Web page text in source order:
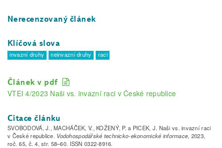
Nerecenzovaný článek
Klíčová slova
invazní druhy neinvazní druhy raci
Článek v pdf
VTEI 4/2023 Naši vs. invazní raci v České republice
Citace článku
SVOBODOVÁ, J., MACHÁČEK, V., KOŽENÝ, P. a PICEK, J. Naši vs. invazní raci
v České republice. Vodohospodářské technicko-ekonomické informace, 2023,
roč. 65, č. 4, str. 58–60. ISSN 0322-8916.